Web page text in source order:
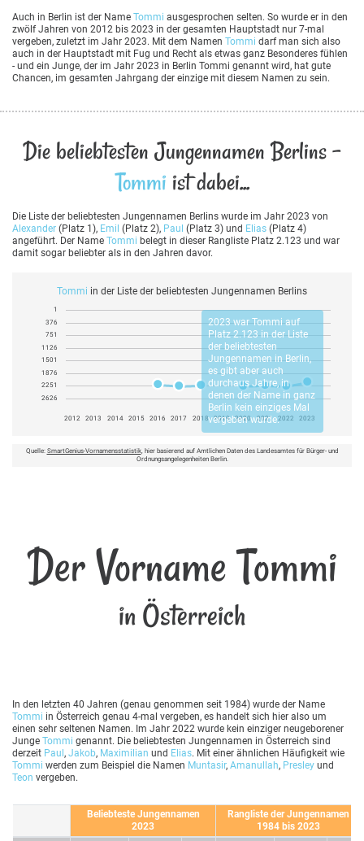
Auch in Berlin ist der Name Tommi ausgesprochen selten. So wurde er in den
zwölf Jahren von 2012 bis 2023 in der gesamten Hauptstadt nur 7-mal
vergeben, zuletzt im Jahr 2023. Mit dem Namen Tommi darf man sich also
auch in der Hauptstadt mit Fug und Recht als etwas ganz Besonderes fühlen
- und ein Junge, der im Jahr 2023 in Berlin Tommi genannt wird, hat gute
Chancen, im gesamten Jahrgang der einzige mit diesem Namen zu sein.
Die beliebtesten Jungennamen Berlins -
Tommi ist dabei...
Die Liste der beliebtesten Jungennamen Berlins wurde im Jahr 2023 von
Alexander (Platz 1), Emil (Platz 2), Paul (Platz 3) und Elias (Platz 4)
angeführt. Der Name Tommi belegt in dieser Rangliste Platz 2.123 und war
damit sogar beliebter als in den Jahren davor.
Tommi in der Liste der beliebtesten Jungennamen Berlins
2023 war Tommi auf
Platz 2.123 in der Liste
der beliebtesten
Jungennamen in Berlin,
es gibt aber auch
durchaus Jahre, in
denen der Name in ganz
Berlin kein einziges Mal
vergeben wurde.
1
376
751
1126
1501
1876
2251
2626
2012 2013 2014 2015 2016 2017 2018 2019 2020 2021 2022 2023
Quelle: SmartGenius-Vornamensstatistik, hier basierend auf Amtlichen Daten des Landesamtes für Bürger- und
Ordnungsangelegenheiten Berlin.
Der Vorname Tommi
in Österreich
In den letzten 40 Jahren (genau genommen seit 1984) wurde der Name
Tommi in Österreich genau 4-mal vergeben, es handelt sich hier also um
einen sehr seltenen Namen. Im Jahr 2022 wurde kein einziger neugeborener
Junge Tommi genannt. Die beliebtesten Jungennamen in Österreich sind
derzeit Paul , Jakob, Maximilian und Elias. Mit einer ähnlichen Häufigkeit wie
Tommi werden zum Beispiel die Namen Muntasir, Amanullah, Presley und
Teon vergeben.
Beliebteste Jungennamen
2023
Rangliste der Jungennamen
1984 bis 2023